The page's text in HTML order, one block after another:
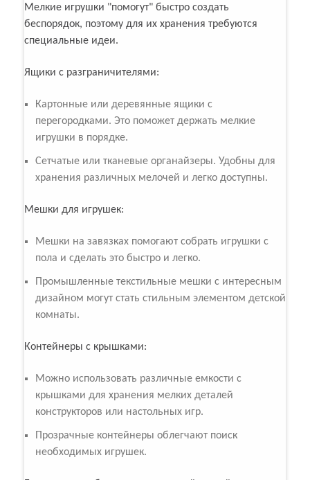
Мелкие игрушки "помогут" быстро создать
беспорядок, поэтому для их хранения требуются
специальные идеи.
Ящики с разграничителями:
Картонные или деревянные ящики с
перегородками. Это поможет держать мелкие
игрушки в порядке.
Сетчатые или тканевые органайзеры. Удобны для
хранения различных мелочей и легко доступны.
Мешки для игрушек:
Мешки на завязках помогают собрать игрушки с
пола и сделать это быстро и легко.
Промышленные текстильные мешки с интересным
дизайном могут стать стильным элементом детской
комнаты.
Контейнеры с крышками:
Можно использовать различные емкости с
крышками для хранения мелких деталей
конструкторов или настольных игр.
Прозрачные контейнеры облегчают поиск
необходимых игрушек.